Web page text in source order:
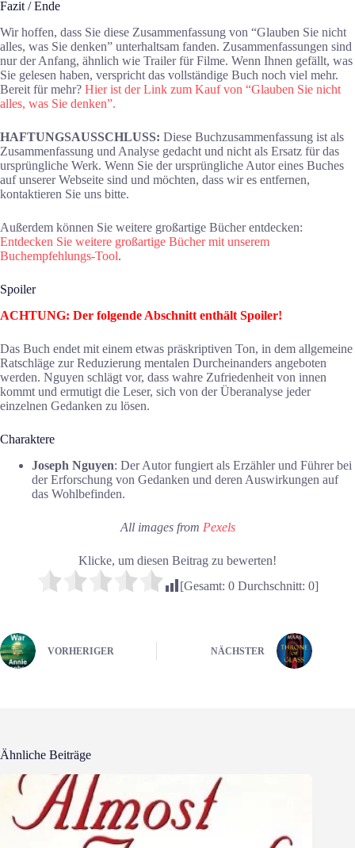
Fazit / Ende
Wir hoffen, dass Sie diese Zusammenfassung von “Glauben Sie nicht
alles, was Sie denken” unterhaltsam fanden. Zusammenfassungen sind
nur der Anfang, ähnlich wie Trailer für Filme. Wenn Ihnen gefällt, was
Sie gelesen haben, verspricht das vollständige Buch noch viel mehr.
Bereit für mehr? Hier ist der Link zum Kauf von “Glauben Sie nicht
alles, was Sie denken”.
HAFTUNGSAUSSCHLUSS: Diese Buchzusammenfassung ist als
Zusammenfassung und Analyse gedacht und nicht als Ersatz für das
ursprüngliche Werk. Wenn Sie der ursprüngliche Autor eines Buches
auf unserer Webseite sind und möchten, dass wir es entfernen,
kontaktieren Sie uns bitte.
Außerdem können Sie weitere großartige Bücher entdecken:
Entdecken Sie weitere großartige Bücher mit unserem
Buchempfehlungs-Tool.
Spoiler
ACHTUNG: Der folgende Abschnitt enthält Spoiler!
Das Buch endet mit einem etwas präskriptiven Ton, in dem allgemeine
Ratschläge zur Reduzierung mentalen Durcheinanders angeboten
werden. Nguyen schlägt vor, dass wahre Zufriedenheit von innen
kommt und ermutigt die Leser, sich von der Überanalyse jeder
einzelnen Gedanken zu lösen.
Charaktere
Joseph Nguyen: Der Autor fungiert als Erzähler und Führer bei
der Erforschung von Gedanken und deren Auswirkungen auf
das Wohlbefinden.
All images from Pexels
Klicke, um diesen Beitrag zu bewerten!
[Gesamt: 0Durchschnitt: 0]
VORHERIGER NÄCHSTER
Ähnliche Beiträge